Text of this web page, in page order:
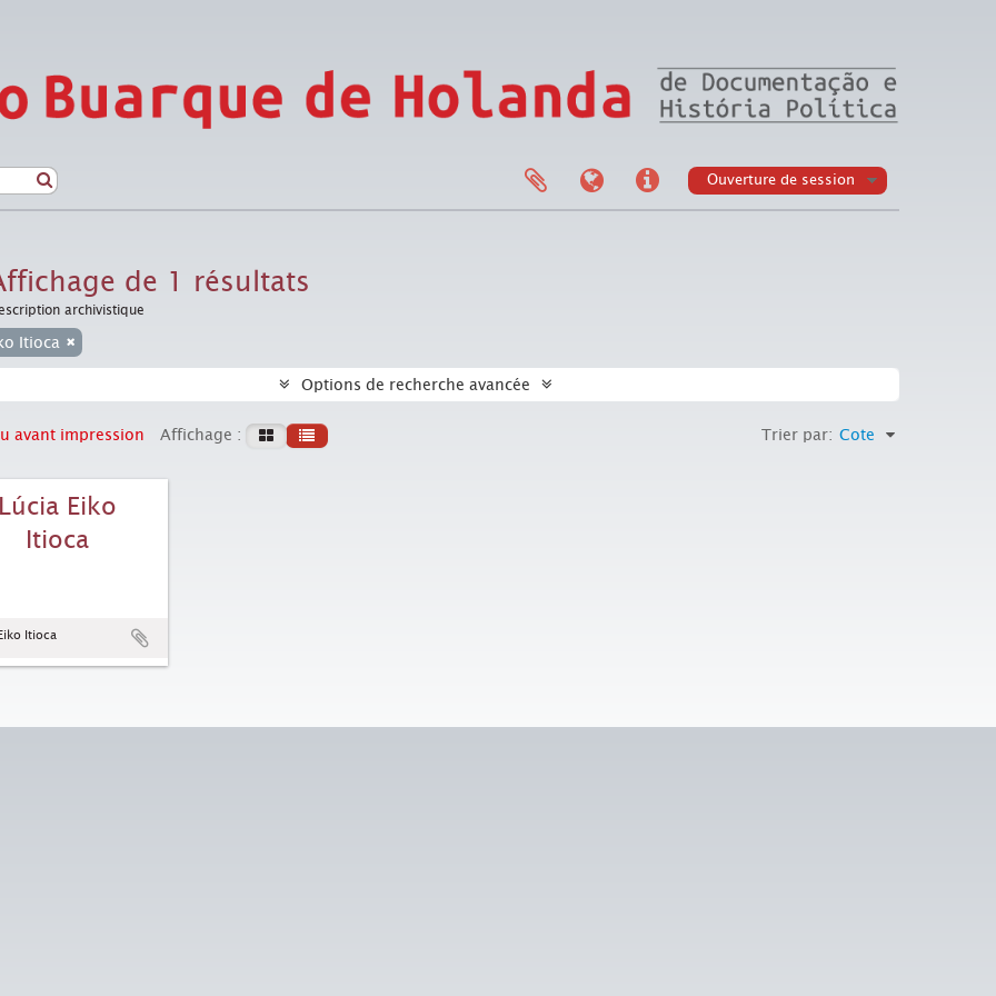
Ouverture de session
de 1 résultats
archivistique
Itioca
Options de recherche avancée
avant impression Affichage : Trier par: Cote
Lúcia Eiko
Itioca
Itioca